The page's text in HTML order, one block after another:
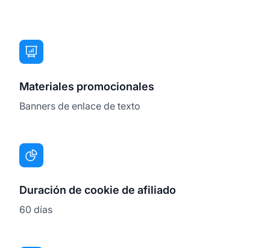
Materiales promocionales
Banners de enlace de texto
Duración de cookie de afiliado
60 días